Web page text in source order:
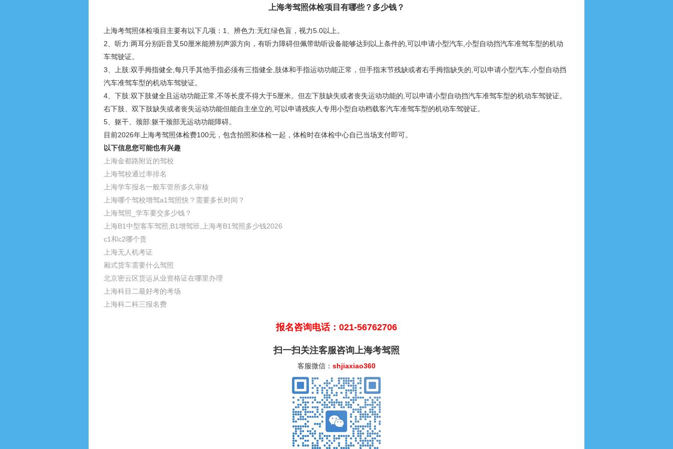
上海考驾照体检项目有哪些？多少钱？
上海考驾照体检项目主要有以下几项：1、辨色力:无红绿色盲，视力5.0以上。
2、听力:两耳分别距音叉50厘米能辨别声源方向，有听力障碍但佩带助听设备能够达到以上条件的,可以申请小型汽车,小型自动挡汽车准驾车型的机动
车驾驶证。
3、上肢:双手拇指健全,每只手其他手指必须有三指健全,肢体和手指运动功能正常，但手指末节残缺或者右手拇指缺失的,可以申请小型汽车,小型自动挡
汽车准驾车型的机动车驾驶证。
4、下肢:双下肢健全且运动功能正常,不等长度不得大于5厘米。但左下肢缺失或者丧失运动功能的,可以申请小型自动挡汽车准驾车型的机动车驾驶证。
右下肢、双下肢缺失或者丧失运动功能但能自主坐立的,可以申请残疾人专用小型自动档载客汽车准驾车型的机动车驾驶证。
5、躯干、颈部:躯干颈部无运动功能障碍。
目前2026年上海考驾照体检费100元，包含拍照和体检一起，体检时在体检中心自已当场支付即可。
以下信息您可能也有兴趣
上海金都路附近的驾校
上海驾校通过率排名
上海学车报名一般车管所多久审核
上海哪个驾校增驾a1驾照快？需要多长时间？
上海驾照_学车要交多少钱？
上海B1中型客车驾照,B1增驾班,上海考B1驾照多少钱2026
c1和c2哪个贵
上海无人机考证
厢式货车需要什么驾照
北京密云区货运从业资格证在哪里办理
上海科目二最好考的考场
上海科二科三报名费
报名咨询电话：021-56762706
扫一扫关注客服咨询上海考驾照
客服微信： shjiaxiao360